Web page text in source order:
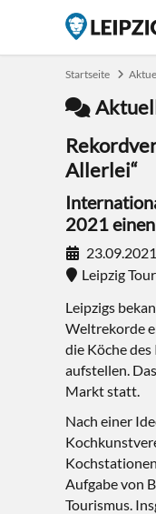
Startseite
Allerlei“
2021
23.09.2021
Leipzig
Leipzigs
Weltrekorde
die Köche
aufstellen.
Markt statt.
Nach einer
Aufgabe von
Tourismus.